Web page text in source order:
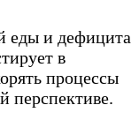
еды и дефицита
в
процессы
перспективе.